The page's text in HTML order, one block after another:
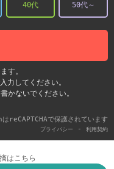
40代 50代～
す。
力してください。
かないでください。
reCAPTCHAで保護されています
プライバシー - 利用契約
はこちら